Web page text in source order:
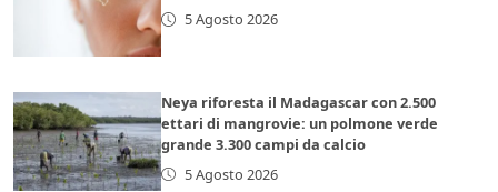
5 Agosto 2026
Neya riforesta il Madagascar con 2.500
ettari di mangrovie: un polmone verde
grande 3.300 campi da calcio
5 Agosto 2026